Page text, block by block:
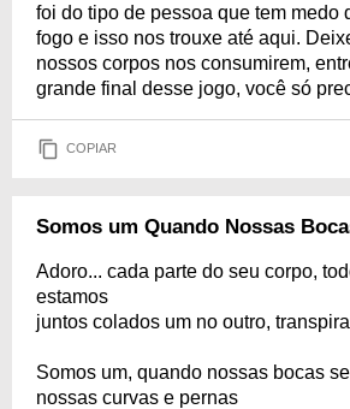
foi do tipo de pessoa que tem medo
fogo e isso nos trouxe até aqui.
nossos corpos nos consumirem,
grande final desse jogo, você só
COPIAR
Somos um Quando Nossas
Adoro... cada parte do seu corpo,
estamos
juntos colados um no outro,
Somos um, quando nossas bocas
nossas curvas e pernas